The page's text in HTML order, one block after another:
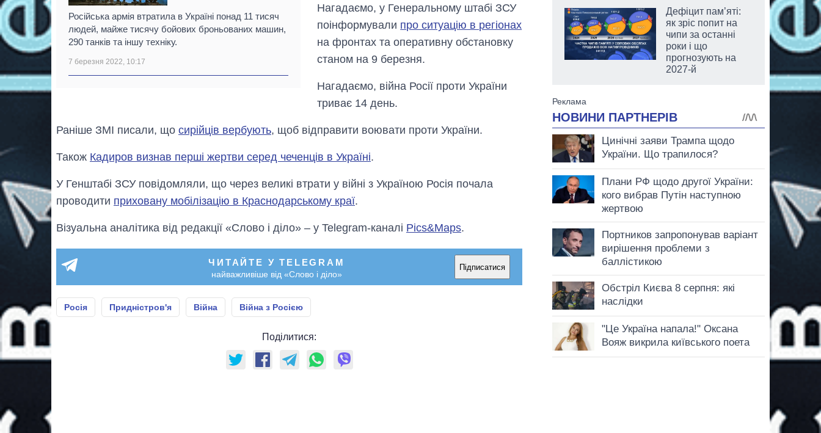
Російська армія втратила в Україні понад 11 тисяч
людей, майже тисячу бойових броньованих машин,
290 танків та іншу техніку.
7 березня 2022, 10:17
Нагадаємо, у Генеральному штабі ЗСУ
поінформували про ситуацію в регіонах
на фронтах та оперативну обстановку
станом на 9 березня.
Нагадаємо, війна Росії проти України
триває 14 день.
Раніше ЗMІ писали, що сирійців вербують, щоб відправити воювати проти України.
Також Кадиров визнав перші жертви серед чеченців в Україні.
У Генштабі ЗСУ повідомляли, що через великі втрати у війні з Україною Росія почала
проводити приховану мобілізацію в Краснодарському краї.
Візуальна аналітика від редакції «Слово і діло» – у Telegram-каналі Pics&Maps.
ЧИТАЙТЕ У TELEGRAM
найважливіше від «Слово і діло»
Підписатися
Росія Придністров'я Війна Війна з Росією
Поділитися:
Від 1 місяця – до 5
років: хто і як
довго обіймав
посаду керівника
Дефіцит пам’яті:
як зріс попит на
чипи за останні
роки і що
прогнозують на
2027-й